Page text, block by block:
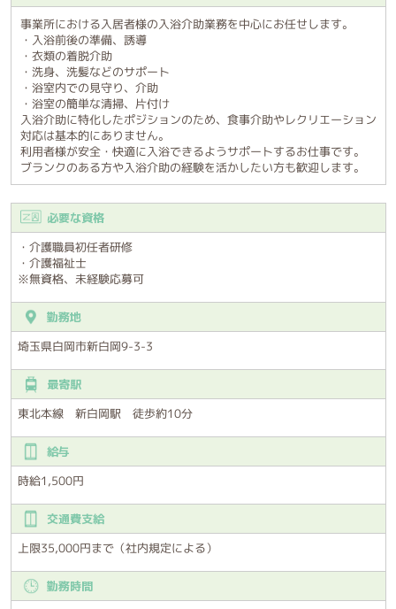
事業所における入居者様の入浴介助業務を中心にお任せします。
・入浴前後の準備、誘導
・衣類の着脱介助
・洗身、洗髪などのサポート
・浴室内での見守り、介助
・浴室の簡単な清掃、片付け
入浴介助に特化したポジションのため、食事介助やレクリエーション
対応は基本的にありません。
利用者様が安全・快適に入浴できるようサポートするお仕事です。
ブランクのある方や入浴介助の経験を活かしたい方も歓迎します。
必要な資格
・介護職員初任者研修
・介護福祉士
※無資格、未経験応募可
勤務地
埼玉県白岡市新白岡9-3-3
最寄駅
東北本線 新白岡駅 徒歩約10分
給与
時給1,500円
交通費支給
上限35,000円まで（社内規定による）
勤務時間